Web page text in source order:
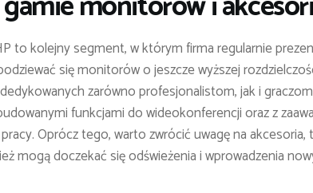
to kolejny segment, w którym firma regularnie
się monitorów o jeszcze wyższej
zarówno profesjonalistom, jak i
funkcjami do wideokonferencji oraz z
Oprócz tego, warto zwrócić uwagę na akcesoria,
mogą doczekać się odświeżenia i wprowadzenia